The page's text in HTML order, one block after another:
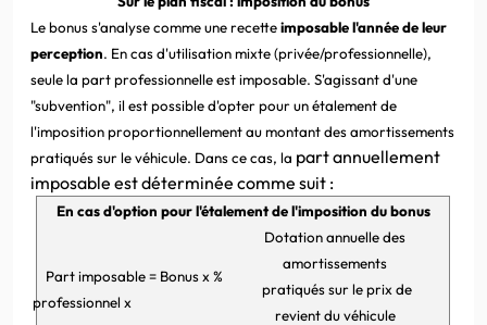
Le bonus s'analyse comme une recetteimposable l'année de leur
perception. En cas d'utilisation mixte (privée/professionnelle),
seule la part professionnelle est imposable. S'agissant d'une
"subvention", il est possible d'opter pour un étalement de
l'imposition proportionnellement au montant des amortissements
pratiqués sur le véhicule. Dans ce cas, la part annuellement
imposable est déterminée comme suit :
En cas d'option pour l'étalement de l'imposition du bonus
Part imposable = Bonus x %
professionnel x
Dotation annuelle des
amortissements
pratiqués sur le prix de
revient du véhicule